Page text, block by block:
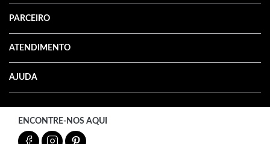
PARCEIRO
ATENDIMENTO
AJUDA
ENCONTRE-NOS AQUI